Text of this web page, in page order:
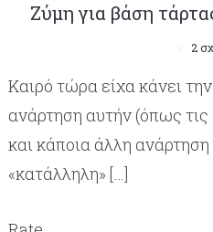
Ζύμη για βάση
2
Καιρό τώρα είχα κάνει
ανάρτηση αυτήν (όπως
και κάποια άλλη
«κατάλληλη» […]